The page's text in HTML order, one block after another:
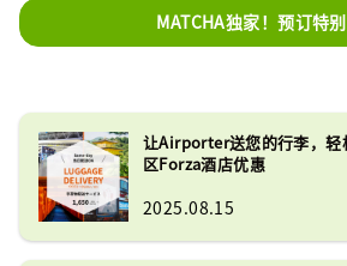
MATCHA独家！预订特
让Airporter送您的行李，轻
区Forza酒店优惠
2025.08.15